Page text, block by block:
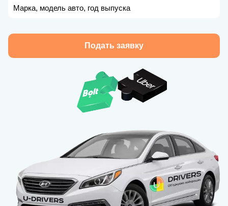
Марка, модель авто, год выпуска
Подать заявку